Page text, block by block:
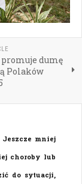
promuje dumę
Polaków
mniej
choroby lub
do sytuacji,